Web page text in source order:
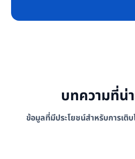
บทความที่น่
ข้อมูลที่มีประโยชน์สำหรับการเติ